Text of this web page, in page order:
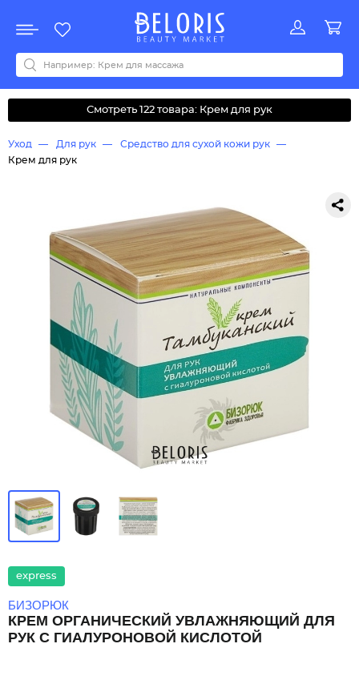
Акции
Все бренды
0-9ABCDEFGHIJKLMNOPQRSTUVWYZАБВДЗИМОКЛНПРСТУФ
Смотреть 122 товара: Крем для рук
Уход Для рук
Средство для сухой кожи рук
Крем для рук
express
БИЗОРЮК
КРЕМ ОРГАНИЧЕСКИЙ УВЛАЖНЯЮЩИЙ ДЛЯ
РУК С ГИАЛУРОНОВОЙ КИСЛОТОЙ